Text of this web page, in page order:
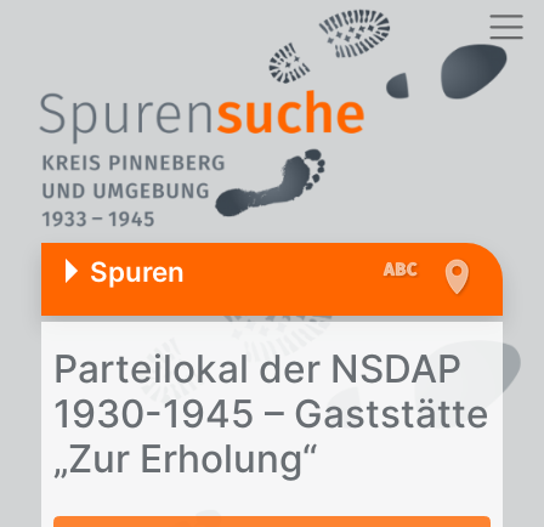
Spuren
Par­tei­lo­kal der NS­DAP
1930-1945 – Gast­stät­te
„Zur Er­ho­lung“